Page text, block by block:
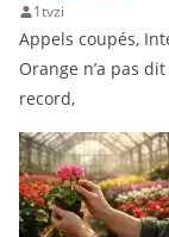
1tvzi
Appels coupés,
Orange n’a pas
record,